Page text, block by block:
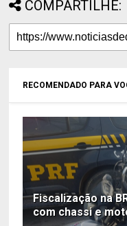
COMPARTILHE:
RECOMENDADO PARA
Fiscalização na
com chassi e